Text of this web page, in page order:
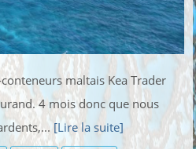
maltais Kea Trader
4 mois donc que nous
[Lire la suite]